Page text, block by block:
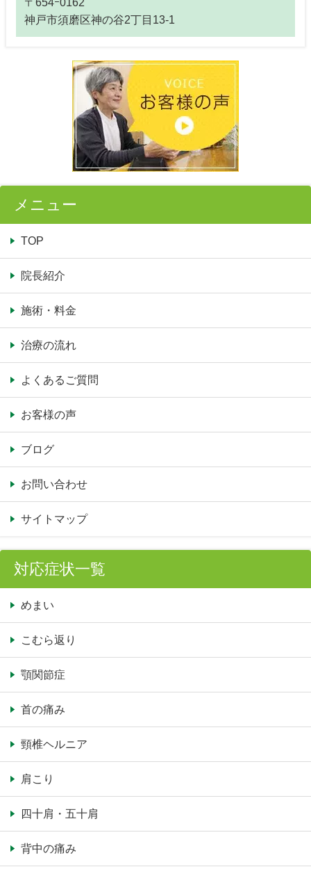
神戸市須磨区神の谷2丁目13-1
メニュー
TOP
院長紹介
施術・料金
治療の流れ
よくあるご質問
お客様の声
ブログ
お問い合わせ
サイトマップ
対応症状一覧
めまい
こむら返り
顎関節症
首の痛み
頸椎ヘルニア
肩こり
四十肩・五十肩
背中の痛み